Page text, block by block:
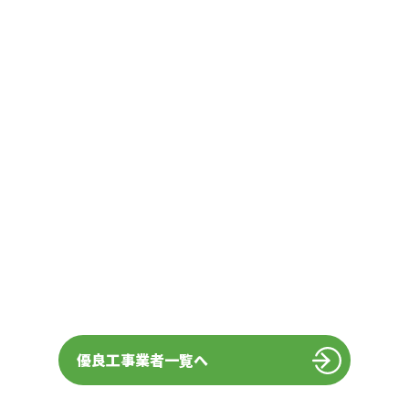
優良工事業者一覧へ